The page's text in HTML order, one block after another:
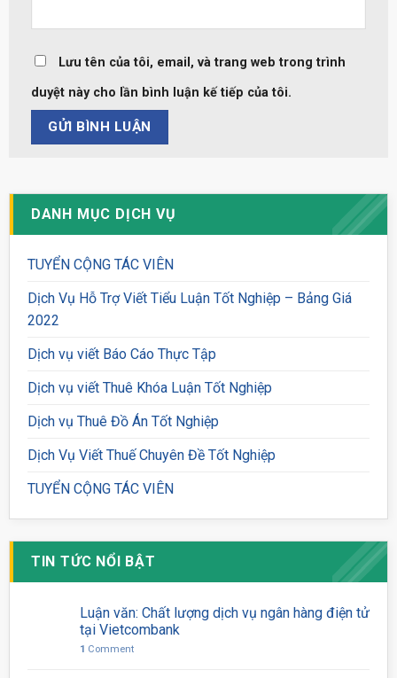
Lưu tên của tôi, email, và trang web trong trình
duyệt này cho lần bình luận kế tiếp của tôi.
DANH MỤC DỊCH VỤ
TUYỂN CỘNG TÁC VIÊN
Dịch Vụ Hỗ Trợ Viết Tiểu Luận Tốt Nghiệp – Bảng Giá
2022
Dịch vụ viết Báo Cáo Thực Tập
Dịch vụ viết Thuê Khóa Luận Tốt Nghiệp
Dịch vụ Thuê Đồ Án Tốt Nghiệp
Dịch Vụ Viết Thuế Chuyên Đề Tốt Nghiệp
TUYỂN CỘNG TÁC VIÊN
TIN TỨC NỔI BẬT
Luận văn: Chất lượng dịch vụ ngân hàng điện tử
tại Vietcombank
1 Comment